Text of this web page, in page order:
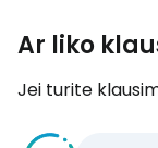
Ar liko
Jei turite